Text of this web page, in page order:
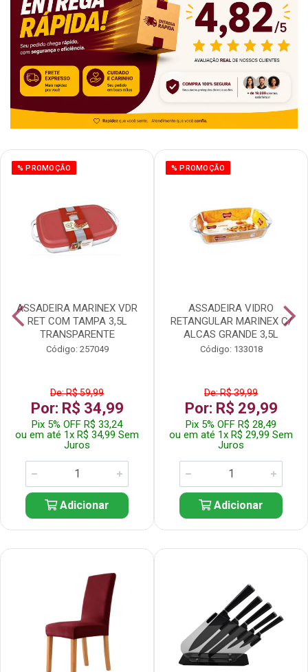
% PROMOÇÃO
ASSADEIRA MARINEX VDR
RET COM TAMPA 3,5L
TRANSPARENTE
Código: 257049
De: R$ 59,99
Por: R$ 34,99
Pix 5% OFF R$ 33,24
ou em até 1x R$ 34,99 Sem
Juros
Adicionar
% PROMOÇÃO
ASSADEIRA VIDRO
RETANGULAR MARINEX C/
ALCAS GRANDE 3,5L
Código: 133018
De: R$ 39,99
Por: R$ 29,99
Pix 5% OFF R$ 28,49
ou em até 1x R$ 29,99 Sem
Juros
Adicionar